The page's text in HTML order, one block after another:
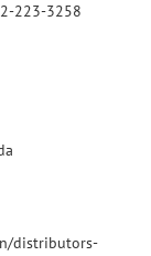
223-3258
distributors-